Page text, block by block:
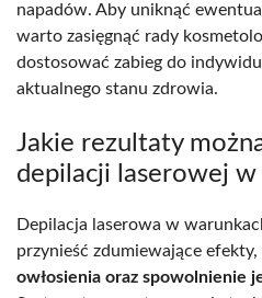
napadów. Aby uniknąć
warto zasięgnąć rady
dostosować zabieg do
aktualnego stanu zdrowia.
Jakie rezultaty
depilacji laserowej w
Depilacja laserowa w
przynieść zdumiewające
owłosienia oraz spowolnienie